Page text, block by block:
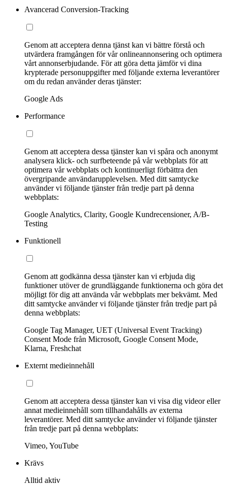
Avancerad Conversion-Tracking
Genom att acceptera denna tjänst kan vi bättre förstå och
utvärdera framgången för vår onlineannonsering och optimera
vårt annonserbjudande. För att göra detta jämför vi dina
krypterade personuppgifter med följande externa leverantörer
om du redan använder deras tjänster:
Google Ads
Performance
Genom att acceptera dessa tjänster kan vi spåra och anonymt
analysera klick- och surfbeteende på vår webbplats för att
optimera vår webbplats och kontinuerligt förbättra den
övergripande användarupplevelsen. Med ditt samtycke
använder vi följande tjänster från tredje part på denna
webbplats:
Google Analytics, Clarity, Google Kundrecensioner, A/B-
Testing
Funktionell
Genom att godkänna dessa tjänster kan vi erbjuda dig
funktioner utöver de grundläggande funktionerna och göra det
möjligt för dig att använda vår webbplats mer bekvämt. Med
ditt samtycke använder vi följande tjänster från tredje part på
denna webbplats:
Google Tag Manager, UET (Universal Event Tracking)
Consent Mode från Microsoft, Google Consent Mode,
Klarna, Freshchat
Externt medieinnehåll
Genom att acceptera dessa tjänster kan vi visa dig videor eller
annat medieinnehåll som tillhandahålls av externa
leverantörer. Med ditt samtycke använder vi följande tjänster
från tredje part på denna webbplats:
Vimeo, YouTube
Krävs
Alltid aktiv